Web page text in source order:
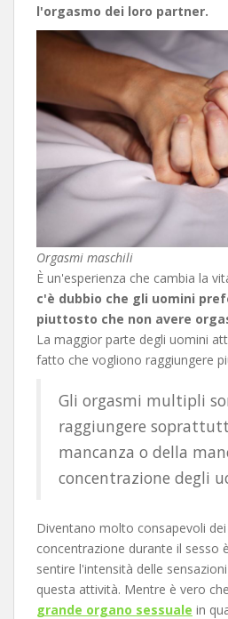
l'orgasmo dei loro partner.
Orgasmi maschili
È un'esperienza che cambia la
c'è dubbio che gli uomini
piuttosto che non avere
La maggior parte degli uomini
fatto che vogliono raggiungere
Gli orgasmi multipli
raggiungere
mancanza o della
concentrazione degli
Diventano molto consapevoli
concentrazione durante il sesso
sentire l'intensità delle
questa attività. Mentre è vero che
grande organo sessuale in